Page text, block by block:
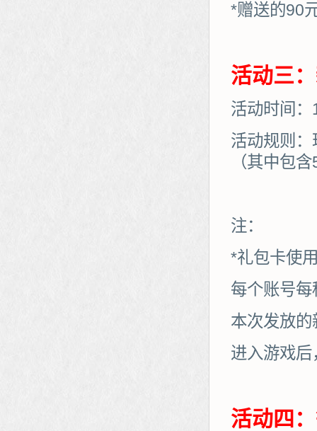
*赠送的90
活动三
活动时间
活动规则
（其中包
注：
*礼包卡使
每个账号
本次发放
进入游戏后
活动四